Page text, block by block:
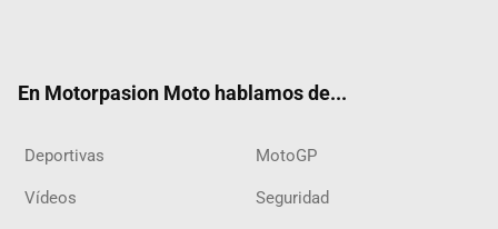
En Motorpasion Moto hablamos de...
Deportivas MotoGP
Vídeos Seguridad